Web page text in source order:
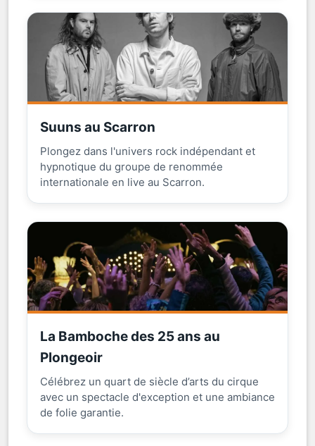
Suuns au Scarron
Plongez dans l'univers rock indépendant et
hypnotique du groupe de renommée
internationale en live au Scarron.
La Bamboche des 25 ans au
Plongeoir
Célébrez un quart de siècle d’arts du cirque
avec un spectacle d'exception et une ambiance
de folie garantie.